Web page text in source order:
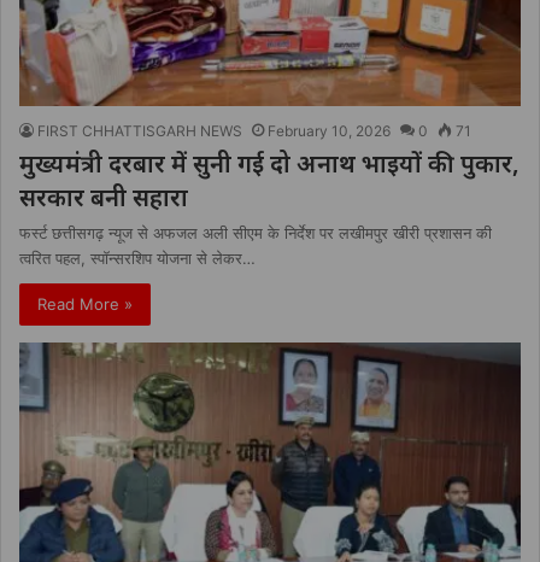
FIRST CHHATTISGARH NEWS February 10, 2026 0 71
मुख्यमंत्री दरबार में सुनी गई दो अनाथ भाइयों की पुकार,
सरकार बनी सहारा
फर्स्ट छत्तीसगढ़ न्यूज से अफजल अली सीएम के निर्देश पर लखीमपुर खीरी प्रशासन की
त्वरित पहल, स्पॉन्सरशिप योजना से लेकर…
Read More »